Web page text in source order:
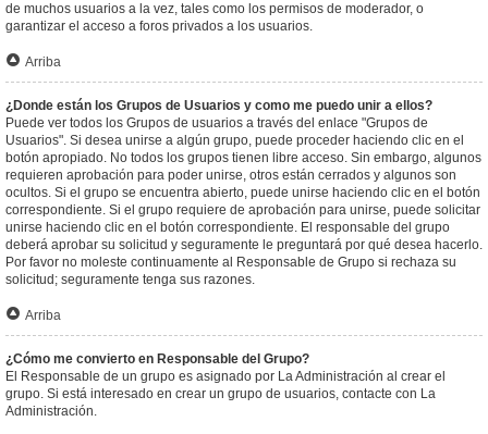
de muchos usuarios a la vez, tales como los permisos de moderador, o
garantizar el acceso a foros privados a los usuarios.
Arriba
¿Donde están los Grupos de Usuarios y como me puedo unir a ellos?
Puede ver todos los Grupos de usuarios a través del enlace "Grupos de
Usuarios". Si desea unirse a algún grupo, puede proceder haciendo clic en el
botón apropiado. No todos los grupos tienen libre acceso. Sin embargo, algunos
requieren aprobación para poder unirse, otros están cerrados y algunos son
ocultos. Si el grupo se encuentra abierto, puede unirse haciendo clic en el botón
correspondiente. Si el grupo requiere de aprobación para unirse, puede solicitar
unirse haciendo clic en el botón correspondiente. El responsable del grupo
deberá aprobar su solicitud y seguramente le preguntará por qué desea hacerlo.
Por favor no moleste continuamente al Responsable de Grupo si rechaza su
solicitud; seguramente tenga sus razones.
Arriba
¿Cómo me convierto en Responsable del Grupo?
El Responsable de un grupo es asignado por La Administración al crear el
grupo. Si está interesado en crear un grupo de usuarios, contacte con La
Administración.